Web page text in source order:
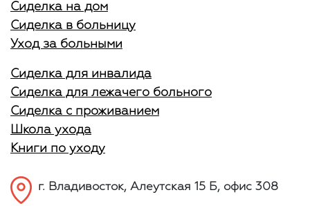
Сиделка на дом
Сиделка в больницу
Уход за больными
Сиделка для инвалида
Сиделка для лежачего больного
Сиделка с проживанием
Школа ухода
Книги по уходу
г. Владивосток, Алеутская 15 Б, офис 308